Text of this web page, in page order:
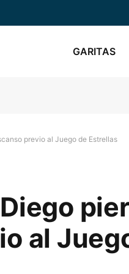
GARITAS
previo al Juego de Estrellas
al